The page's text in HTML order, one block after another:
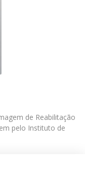
de Reabilitação
pelo Instituto de